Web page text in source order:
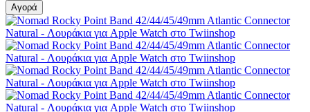
Αγορά